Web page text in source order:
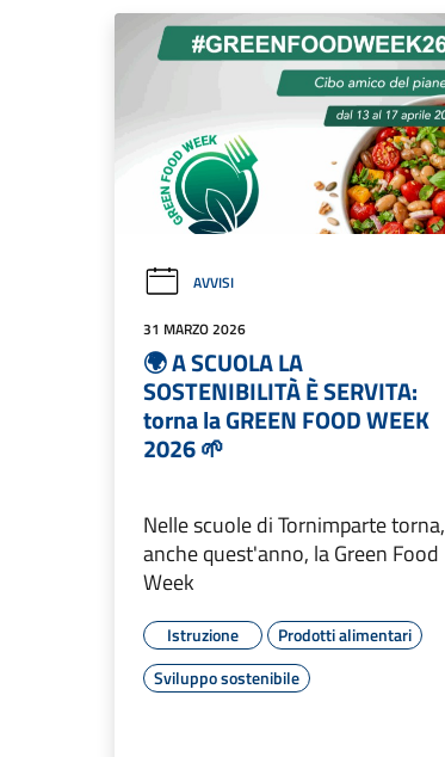
AVVISI
31 MARZO 2026
🌍 A SCUOLA LA
SOSTENIBILITÀ È SERVITA:
torna la GREEN FOOD WEEK
2026 🌱
Nelle scuole di Tornimparte torna,
anche quest'anno, la Green Food
Week
Istruzione
Prodotti alimentari
Sviluppo sostenibile